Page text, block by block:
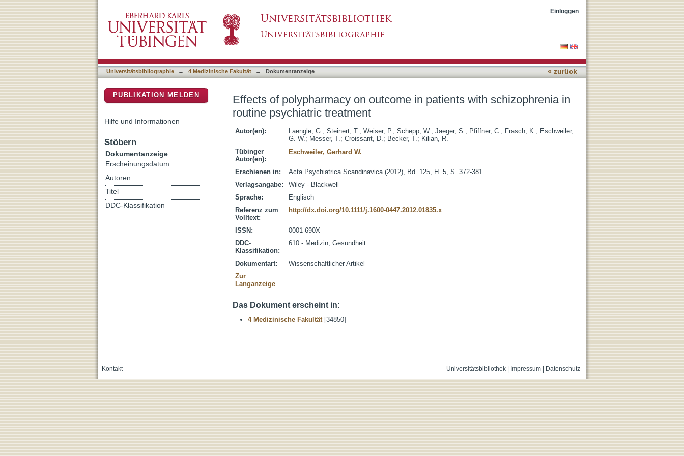
Effects of polypharmacy on outcome in patients with schizophrenia in routine psychiatric treatment
Einloggen
Universitätsbibliographie → 4 Medizinische Fakultät → Dokumentanzeige « zurück
Effects of polypharmacy on outcome in patients with schizophrenia in
routine psychiatric treatment
Autor(en): Laengle, G.; Steinert, T.; Weiser, P.; Schepp, W.; Jaeger, S.; Pfiffner, C.; Frasch, K.; Eschweiler,
G. W.; Messer, T.; Croissant, D.; Becker, T.; Kilian, R.
Tübinger
Autor(en):
Eschweiler, Gerhard W.
Erschienen in:
Acta Psychiatrica Scandinavica (2012), Bd. 125, H. 5, S. 372-381
Verlagsangabe:
Wiley - Blackwell
Sprache:
Englisch
Referenz zum
Volltext:
http://dx.doi.org/10.1111/j.1600-0447.2012.01835.x
ISSN:
0001-690X
DDC-
Klassifikation:
610 - Medizin, Gesundheit
Dokumentart:
Wissenschaftlicher Artikel
Zur
Langanzeige
Das Dokument erscheint in:
4 Medizinische Fakultät[34850]
PUBLIKATION MELDEN
Hilfe und Informationen
Stöbern
Dokumentanzeige
Erscheinungsdatum
Autoren
Titel
DDC-Klassifikation
Universitätsbibliothek| Impressum| Datenschutz
Kontakt